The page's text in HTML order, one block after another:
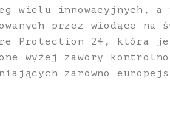
wielu innowacyjnych, a
przez wiodące
Protection 24, która
wyżej zawory
zarówno